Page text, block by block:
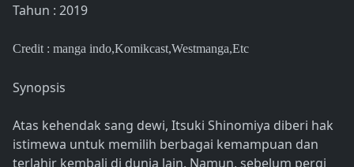
Tahun : 2019
Credit : manga indo,Komikcast,Westmanga,Etc
Synopsis
Atas kehendak sang dewi, Itsuki Shinomiya diberi hak
istimewa untuk memilih berbagai kemampuan dan
terlahir kembali di dunia lain. Namun, sebelum pergi